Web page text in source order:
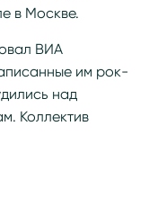
в Москве.
ВИА
им рок-
над
Коллектив